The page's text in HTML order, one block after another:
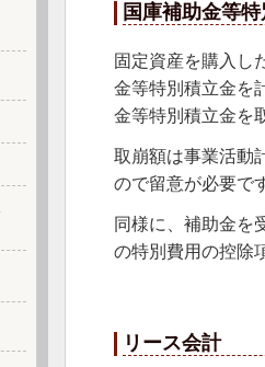
国庫補助金等
固定資産を購入し
金等特別積立金を
金等特別積立金を
取崩額は事業活動
ので留意が必要で
同様に、補助金を
の特別費用の控除
リース会計